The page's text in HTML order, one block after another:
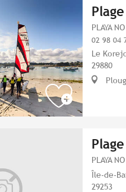
PLAYA
02 98 04
Le
29880
PLAYA
Île-de-
29253